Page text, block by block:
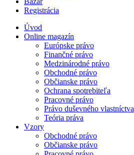
Registrácia
Úvod
Online magazín
Európske právo
Finančné právo
Medzinárodné právo
Obchodné právo
Občianske právo
Ochrana spotrebiteľa
Pracovné právo
Právo duševného vlastníctva
Teória práva
Vzory
Obchodné právo
Občianske právo